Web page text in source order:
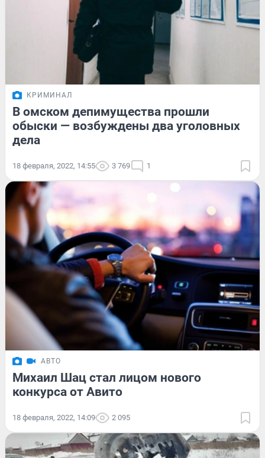
КРИМИНАЛ
В омском депимущества прошли
обыски — возбуждены два уголовных
дела
18 февраля, 2022, 14:55 3 769 1
АВТО
Михаил Шац стал лицом нового
конкурса от Авито
18 февраля, 2022, 14:09 2 095